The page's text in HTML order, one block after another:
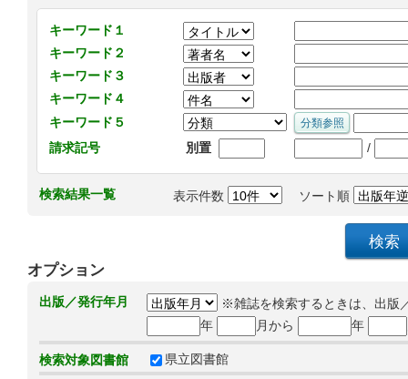
キーワード１
キーワード２
キーワード３
キーワード４
キーワード５
請求記号
別置 /
検索結果一覧 表示件数 ソート順
オプション
出版／発行年月
※雑誌を検索するときは、出版
年
月から 年
検索対象図書館 県立図書館